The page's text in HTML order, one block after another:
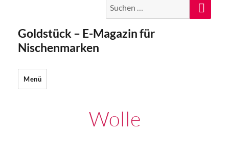
nach:
Goldstück – E-Magazin für
Nischenmarken
Menü
Wolle